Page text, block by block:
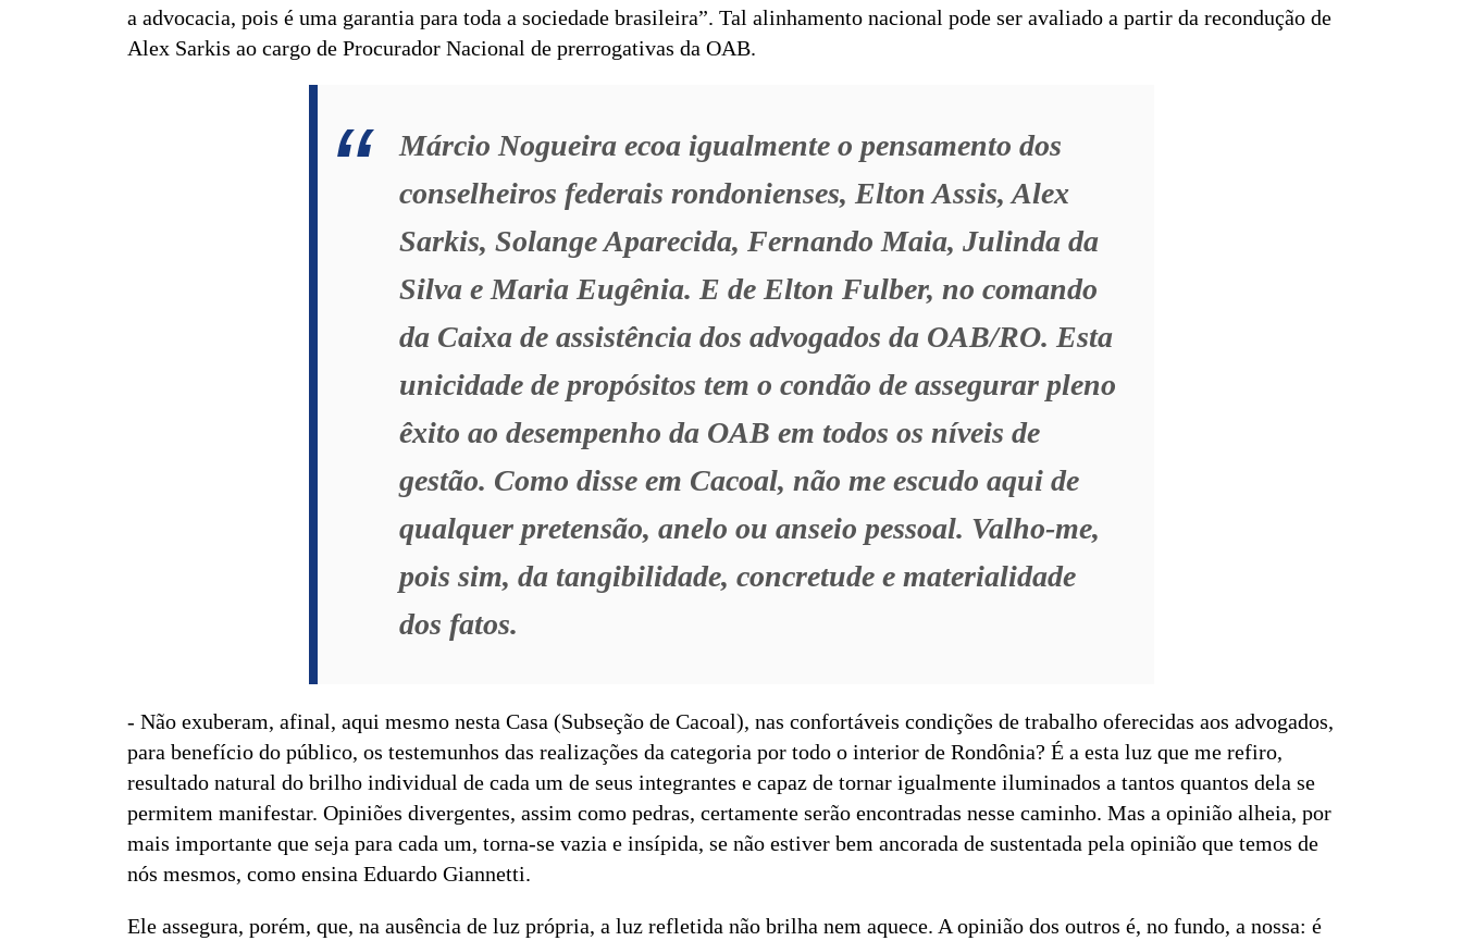
a advocacia, pois é uma garantia para toda a sociedade brasileira”. Tal alinhamento nacional pode ser avaliado a partir da recondução de
Alex Sarkis ao cargo de Procurador Nacional de prerrogativas da OAB.
Márcio Nogueira ecoa igualmente o pensamento dos
conselheiros federais rondonienses, Elton Assis, Alex
Sarkis, Solange Aparecida, Fernando Maia, Julinda da
Silva e Maria Eugênia. E de Elton Fulber, no comando
da Caixa de assistência dos advogados da OAB/RO. Esta
unicidade de propósitos tem o condão de assegurar pleno
êxito ao desempenho da OAB em todos os níveis de
gestão. Como disse em Cacoal, não me escudo aqui de
qualquer pretensão, anelo ou anseio pessoal. Valho-me,
pois sim, da tangibilidade, concretude e materialidade
dos fatos.
- Não exuberam, afinal, aqui mesmo nesta Casa (Subseção de Cacoal), nas confortáveis condições de trabalho oferecidas aos advogados,
para benefício do público, os testemunhos das realizações da categoria por todo o interior de Rondônia? É a esta luz que me refiro,
resultado natural do brilho individual de cada um de seus integrantes e capaz de tornar igualmente iluminados a tantos quantos dela se
permitem manifestar. Opiniões divergentes, assim como pedras, certamente serão encontradas nesse caminho. Mas a opinião alheia, por
mais importante que seja para cada um, torna-se vazia e insípida, se não estiver bem ancorada de sustentada pela opinião que temos de
nós mesmos, como ensina Eduardo Giannetti.
Ele assegura, porém, que, na ausência de luz própria, a luz refletida não brilha nem aquece. A opinião dos outros é, no fundo, a nossa: é